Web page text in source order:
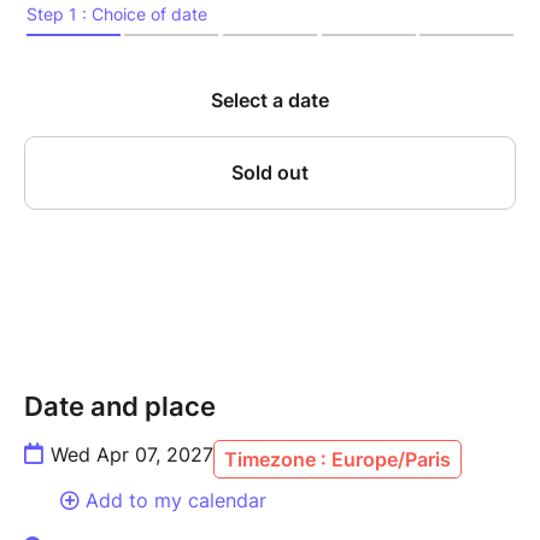
la concentration, l’écoute mutuelle et la sensibilité
atteignent leur paroxysme. Sur scène, Canonge,
contrebassiste au phrasé d’une précision redoutable,
en y infusant leurs racines créoles, latines, et leur
---------------
Date and place
Wed Apr 07, 2027 Timezone : Europe/Paris
Add to my calendar